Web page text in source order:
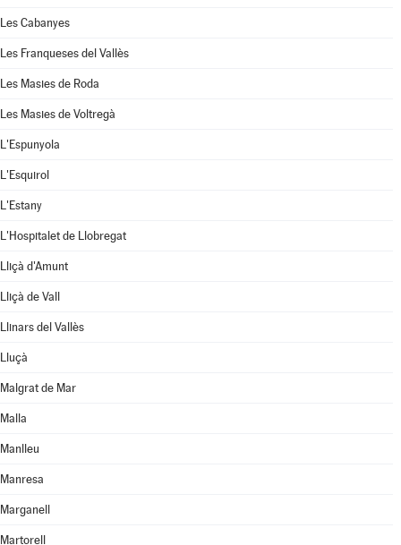
Les Cabanyes
Les Franqueses del Vallès
Les Masies de Roda
Les Masies de Voltregà
L'Espunyola
L'Esquirol
L'Estany
L'Hospitalet de Llobregat
Lliçà d'Amunt
Lliçà de Vall
Llinars del Vallès
Lluçà
Malgrat de Mar
Malla
Manlleu
Manresa
Marganell
Martorell